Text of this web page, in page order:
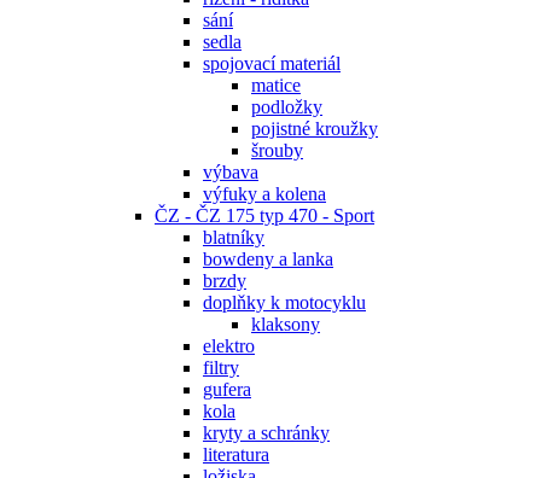
sání
sedla
spojovací materiál
matice
podložky
pojistné kroužky
šrouby
výbava
výfuky a kolena
ČZ - ČZ 175 typ 470 - Sport
blatníky
bowdeny a lanka
brzdy
doplňky k motocyklu
klaksony
elektro
filtry
gufera
kola
kryty a schránky
literatura